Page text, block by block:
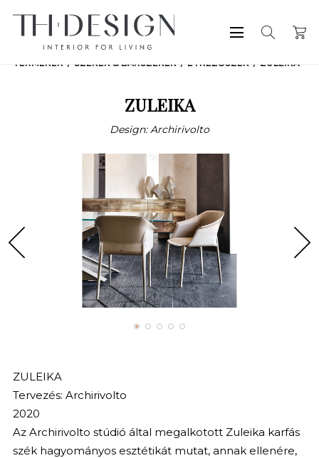
TERMÉKEK SZÉKEK & BÁRSZÉKEK ÉTKEZŐSZÉK ZULEIKA
ZULEIKA
Design: Archirivolto
ZULEIKA
Tervezés: Archirivolto
2020
Az Archirivolto stúdió által megalkotott Zuleika karfás
szék hagyományos esztétikát mutat, annak ellenére,